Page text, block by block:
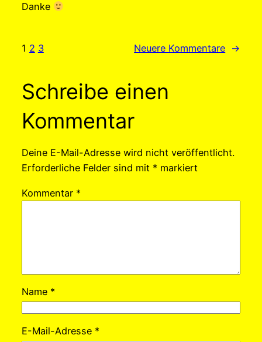
Danke
1 2 3 Neuere Kommentare →
Schreibe einen
Kommentar
Deine E-Mail-Adresse wird nicht veröffentlicht.
Erforderliche Felder sind mit * markiert
Kommentar *
Name *
E-Mail-Adresse *